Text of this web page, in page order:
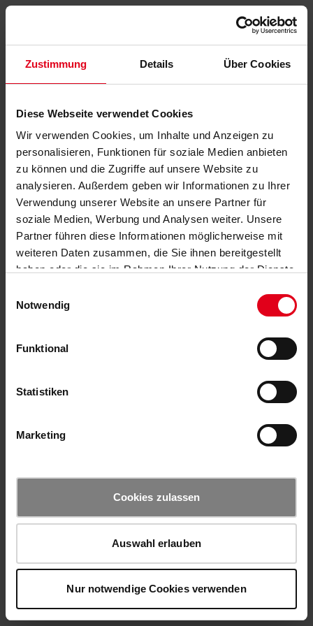
Zustimmung Details Über Cookies
Diese Webseite verwendet Cookies
Wir verwenden Cookies, um Inhalte und Anzeigen zu
personalisieren, Funktionen für soziale Medien anbieten
zu können und die Zugriffe auf unsere Website zu
analysieren. Außerdem geben wir Informationen zu Ihrer
Verwendung unserer Website an unsere Partner für
soziale Medien, Werbung und Analysen weiter. Unsere
Partner führen diese Informationen möglicherweise mit
weiteren Daten zusammen, die Sie ihnen bereitgestellt
haben oder die sie im Rahmen Ihrer Nutzung der Dienste
Notwendig
Funktional
Statistiken
Marketing
Cookies zulassen
Auswahl erlauben
Nur notwendige Cookies verwenden